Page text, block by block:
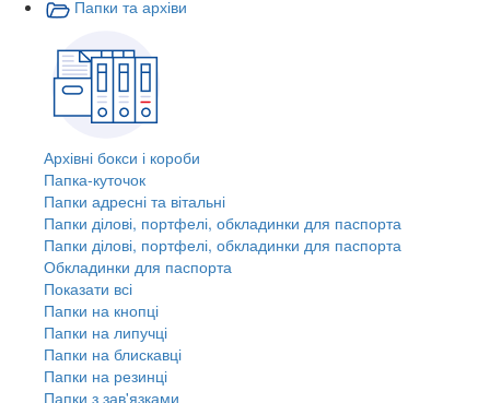
Папки та архіви
Архівні бокси і короби
Папка-куточок
Папки адресні та вітальні
Папки ділові, портфелі, обкладинки для паспорта
Папки ділові, портфелі, обкладинки для паспорта
Обкладинки для паспорта
Показати всі
Папки на кнопці
Папки на липучці
Папки на блискавці
Папки на резинці
Папки з зав'язками